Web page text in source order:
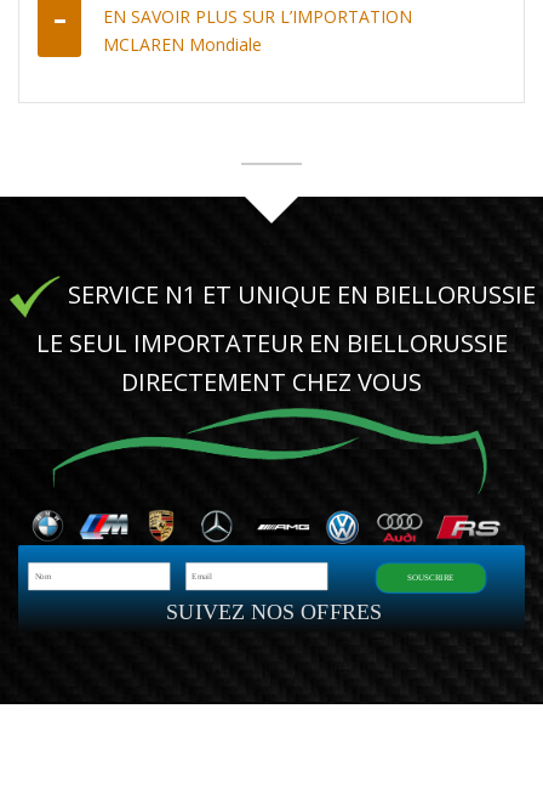
EN SAVOIR PLUS SUR L’IMPORTATION
MCLAREN Mondiale
SERVICE N1 ET UNIQUE EN BIELLORUSSIE
LE SEUL IMPORTATEUR EN BIELLORUSSIE
DIRECTEMENT CHEZ VOUS
SUIVEZ NOS OFFRES
SOUSCRIRE